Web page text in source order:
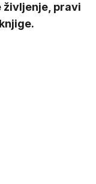
življenje, pravi